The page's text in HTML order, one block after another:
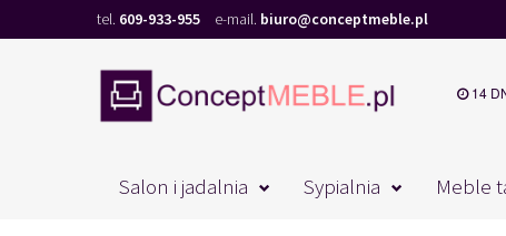
tel. 609-933-955 e-mail. biuro@conceptmeble.pl
14
Salon i jadalnia Sypialnia Meble